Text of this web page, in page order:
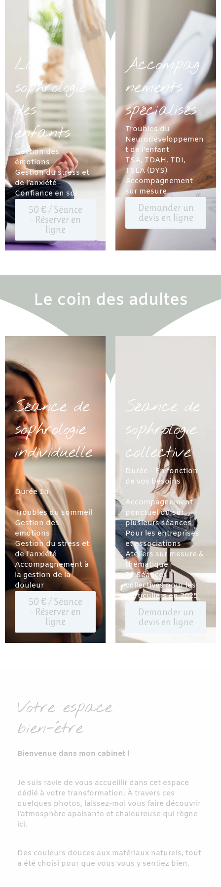
La
sophrologie
des
enfants
Gestion des
émotions
Gestion du stress et
de l’anxiété
Confiance en soi
50 € / Séance
- Réserver en
ligne
Accompag
nements
spécialisés
Troubles du
Neurodéveloppemen
t de l'enfant
TSA, TDAH, TDI,
TSLA (DYS)
Accompagnement
sur mesure
Demander un
devis en ligne
Le coin des adultes
Séance de
sophrologie
individuelle
Durée 1h
Troubles du sommeil
Gestion des
emotions
Gestion du stress et
de l'anxiété
Accompagnement à
la gestion de la
douleur
50 € / Séance
- Réserver en
ligne
Séance de
sophrologie
collective
Durée - En fonction
de vos besoins
Accompagnement
ponctuel ou sur
plusieurs séances
Pour les entreprises
et associations
Ateliers sur mesure &
thématique
22 Séances
collectives pour les
particuliers en 2025
Demander un
devis en ligne
Votre espace
bien-être
Bienvenue dans mon cabinet !
Je suis ravie de vous accueillir dans cet espace
dédié à votre transformation. À travers ces
quelques photos, laissez-moi vous faire découvrir
l’atmosphère apaisante et chaleureuse qui règne
ici.
Des couleurs douces aux matériaux naturels, tout
a été choisi pour que vous vous y sentiez bien.